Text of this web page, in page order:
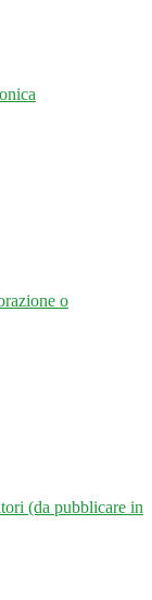
o
(da pubblicare in